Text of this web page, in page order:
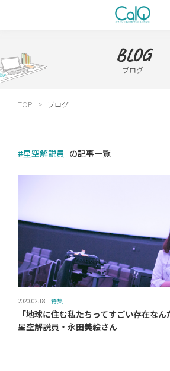
BLOG
ブログ
TOP ブログ
#星空解説員 の記事一覧
2020.02.18 特集
「地球に住む私たちってすごい存在なん
星空解説員・永田美絵さん